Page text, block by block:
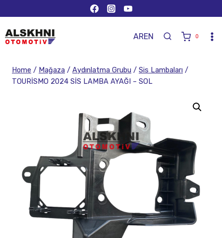
AREN 0
Home / Mağaza / Aydınlatma Grubu / Sis Lambaları /
TOURİSMO 2024 SİS LAMBA AYAĞI – SOL